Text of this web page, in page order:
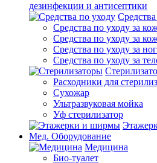
дезинфекции и антисептики
Средства по уходу за
Средства по уходу за
Средства по уходу за
Средства по уходу за
Расходники для
Сухожар
Ультразвуковая мойка
Уф стерилизатор
Мед. Оборудование
Медицина
Био-туалет